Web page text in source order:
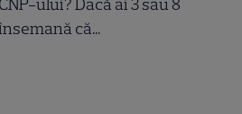
CNP-ului? Dacă ai 3 sau 8
că...